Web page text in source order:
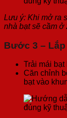
Lưu ý: Khi mở ra
nhà bạt sẽ cầm ở
Bước 3 –
Trải mái
Căn chỉnh
bạt vào